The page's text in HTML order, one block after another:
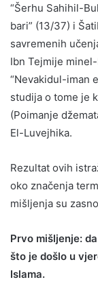
“Šerhu Sahihil-
bari” (13/37) i
savremenih
Ibn Tejmije
“Nevakidul-iman
studija o tome je
(Poimanje
El-Luvejhika.
Rezultat ovih
oko značenja
mišljenja su
Prvo mišljenje:
što je došlo u
Islama.